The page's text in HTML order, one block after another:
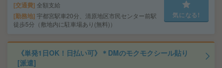
交通費 全額支給
勤務地 宇都宮駅車20分、清原地区市民センター前駅
徒歩5分（敷地内に駐車場あり(無料)）
気になる!
《単発1日OK！日払い可》＊DMのモクモクシール貼り
[派遣]